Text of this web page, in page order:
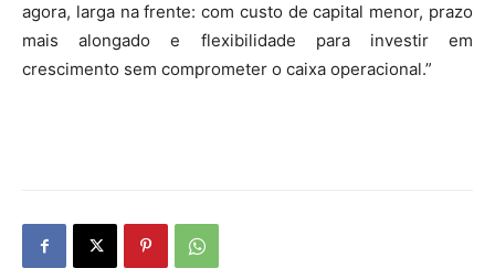
agora, larga na frente: com custo de capital menor, prazo
mais alongado e flexibilidade para investir em
crescimento sem comprometer o caixa operacional.”